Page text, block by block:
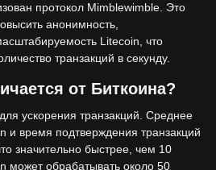
протокол Mimblewimble. Это
анонимность,
Litecoin, что
транзакций в секунду.
от Биткоина?
ускорения транзакций. Среднее
и время подтверждения транзакций
значительно быстрее, чем 10
может обрабатывать около 50